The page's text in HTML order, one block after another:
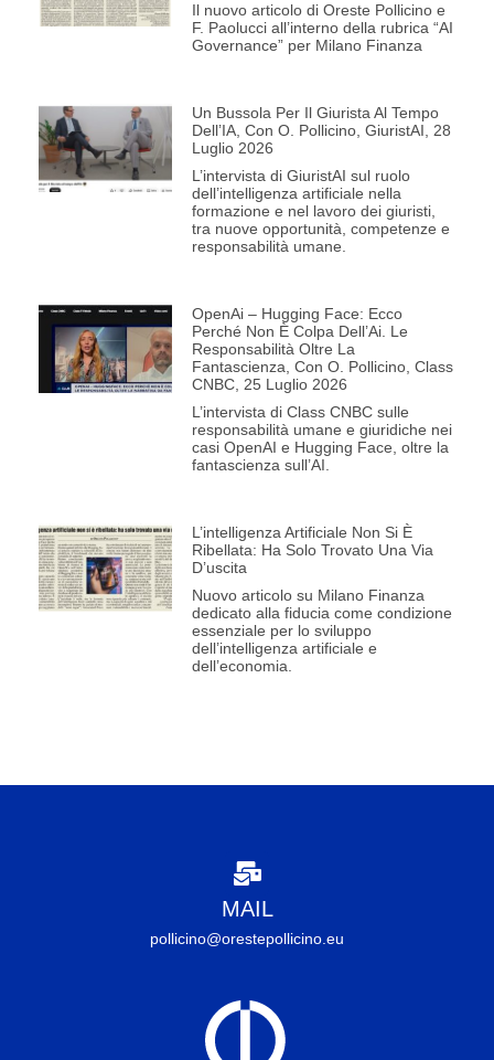
Il nuovo articolo di Oreste Pollicino e
F. Paolucci all’interno della rubrica “AI
Governance” per Milano Finanza
Un Bussola Per Il Giurista Al Tempo
Dell’IA, Con O. Pollicino, GiuristAI, 28
Luglio 2026
L’intervista di GiuristAI sul ruolo
dell’intelligenza artificiale nella
formazione e nel lavoro dei giuristi,
tra nuove opportunità, competenze e
responsabilità umane.
OpenAi – Hugging Face: Ecco
Perché Non È Colpa Dell’Ai. Le
Responsabilità Oltre La
Fantascienza, Con O. Pollicino, Class
CNBC, 25 Luglio 2026
L’intervista di Class CNBC sulle
responsabilità umane e giuridiche nei
casi OpenAI e Hugging Face, oltre la
fantascienza sull’AI.
L’intelligenza Artificiale Non Si È
Ribellata: Ha Solo Trovato Una Via
D’uscita
Nuovo articolo su Milano Finanza
dedicato alla fiducia come condizione
essenziale per lo sviluppo
dell’intelligenza artificiale e
dell’economia.
MAIL
pollicino@orestepollicino.eu